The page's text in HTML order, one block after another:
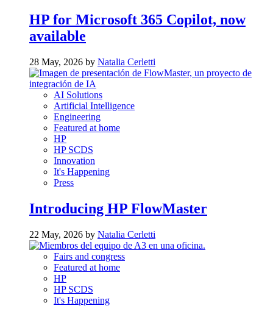
HP for Microsoft 365 Copilot, now
available
28 May, 2026 by Natalia Cerletti
AI Solutions
Artificial Intelligence
Engineering
Featured at home
HP
HP SCDS
Innovation
It's Happening
Press
Introducing HP FlowMaster
22 May, 2026 by Natalia Cerletti
Fairs and congress
Featured at home
HP
HP SCDS
It's Happening